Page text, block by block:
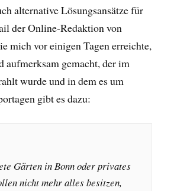
alternative Lösungsansätze für
der Online-Redaktion von
mich vor einigen Tagen erreichte,
aufmerksam gemacht, der im
wurde und in dem es um
gibt es dazu:
Gärten in Bonn oder privates
nicht mehr alles besitzen,